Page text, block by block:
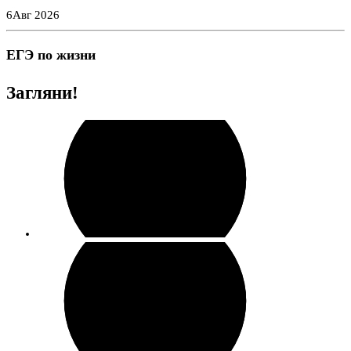
Перейти
к
содержимому
6Авг 2026
ЕГЭ по жизни
Загляни!